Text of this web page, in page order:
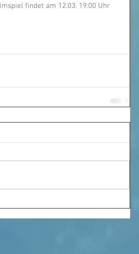
findet am 12.03. 19:00 Uhr